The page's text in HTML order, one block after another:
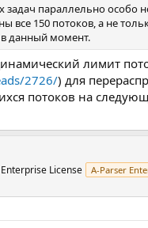
задач параллельно особо
все 150 потоков, а не
данный момент.
лимит
2726/) для
потоков на
License A-Parser